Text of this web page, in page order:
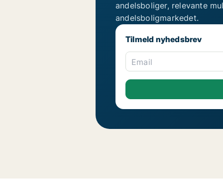
andelsboliger, relevante
andelsboligmarkedet.
Tilmeld nyhedsbrev
Email